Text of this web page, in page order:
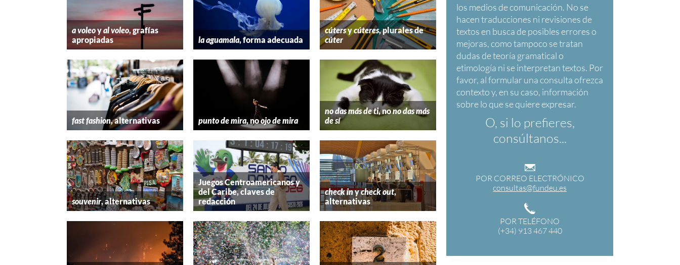
O, si lo prefieres,
consúltanos...
POR CORREO ELECTRÓNICO
consultas@fundeu.es
POR TELÉFONO
(+34) 913 467 440
a voleoyal voleo, grafías
apropiadas
la aguamala, forma adecuada
cútersycúteres, plurales de
cúter
fast fashion, alternativas punto de mira, noojo de mira
no das más de ti, nono das más
de sí
souvenir, alternativas
Juegos Centroamericanos y
del Caribe, claves de
redacción
check inycheck out,
alternativas